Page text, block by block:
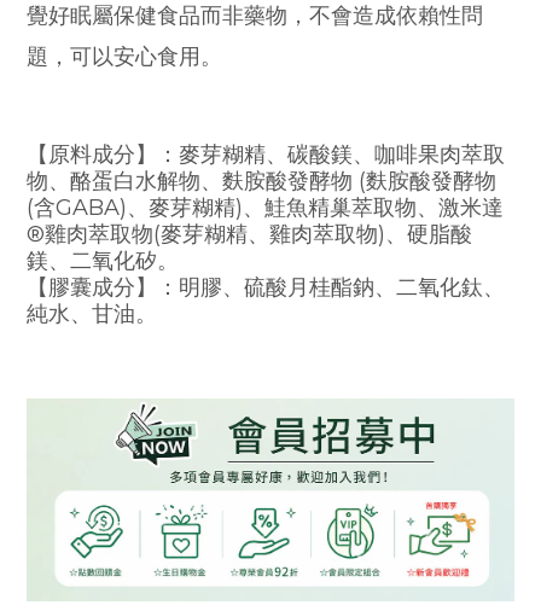
覺好眠屬保健食品而非藥物，不會造成依賴性問
題，可以安心食用。
【原料成分】：麥芽糊精、碳酸鎂、咖啡果肉萃取
物、酪蛋白水解物、麩胺酸發酵物 (麩胺酸發酵物
(含GABA)、麥芽糊精)、鮭魚精巢萃取物、激米達
®雞肉萃取物(麥芽糊精、雞肉萃取物)、硬脂酸
鎂、二氧化矽。
【膠囊成分】：明膠、硫酸月桂酯鈉、二氧化鈦、
純水、甘油。